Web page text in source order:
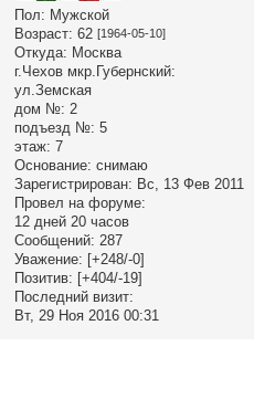
Пол: Мужской
Возраст: 62 [1964-05-10]
Откуда: Москва
г.Чехов мкр.Губернский:
ул.Земская
дом №: 2
подъезд №: 5
этаж: 7
Основание: снимаю
Зарегистрирован: Вс, 13 Фев 2011
Провел на форуме:
12 дней 20 часов
Сообщений: 287
Уважение: [+248/-0]
Позитив: [+404/-19]
Последний визит:
Вт, 29 Ноя 2016 00:31